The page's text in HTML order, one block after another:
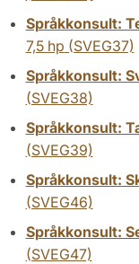
Språkkonsult:
7,5 hp (SVEG37)
Språkkonsult:
(SVEG38)
Språkkonsult:
(SVEG39)
Språkkonsult:
(SVEG46)
Språkkonsult:
(SVEG47)